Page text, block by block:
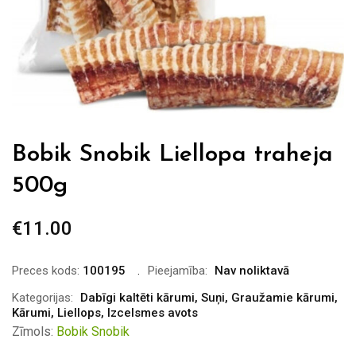
Bobik Snobik Liellopa traheja
500g
€11.00
Preces kods: 100195 Pieejamība:
Nav noliktavā
Kategorijas:
Dabīgi kaltēti kārumi, Suņi, Graužamie kārumi,
Kārumi, Liellops, Izcelsmes avots
Zīmols: Bobik Snobik